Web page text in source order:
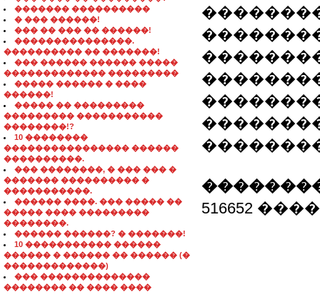
������� ����������
� ��� ������!
��� �� ��� �� ������!
���������������.
���������� �� �������!
��� ������ ������ �����
������������� ���������
����� ������ � ����
������!
����� �� ���������
��������� �����������
��������!?
10 ��������
���������������� ������
����������.
��� ��������, � ��� ��� �
������� ���������� �
�����������.
������ ����. ��� ����� ��
����� ���� ���������
��������.
������ ������? � �������!
10 ����������� ������
������ � ������ �� ������ (�
�������������)
��� ��������������
�������� �� ���� ����
516652